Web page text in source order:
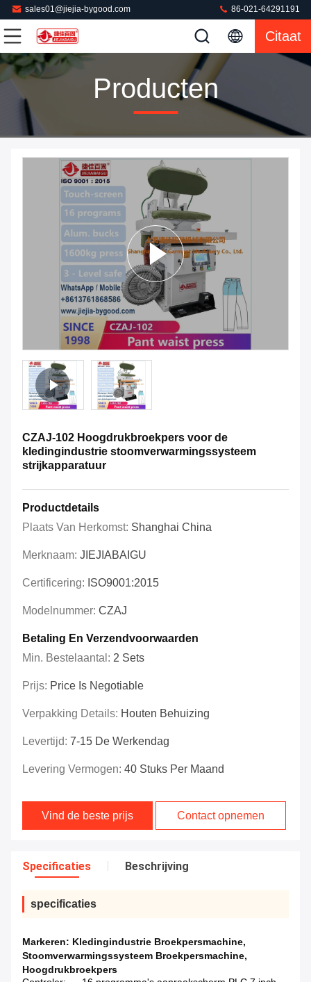
sales01@jiejia-bygood.com 86-021-64291191
Citaat
Producten
CZAJ-102 Hoogdrukbroekpers voor de
kledingindustrie stoomverwarmingssysteem
strijkapparatuur
Productdetails
Plaats Van Herkomst: Shanghai China
Merknaam: JIEJIABAIGU
Certificering: ISO9001:2015
Modelnummer: CZAJ
Betaling En Verzendvoorwaarden
Min. Bestelaantal: 2 Sets
Prijs: Price Is Negotiable
Verpakking Details: Houten Behuizing
Levertijd: 7-15 De Werkendag
Levering Vermogen: 40 Stuks Per Maand
Vind de beste prijs Contact opnemen
Specificaties Beschrijving
specificaties
Markeren: Kledingindustrie Broekpersmachine,
Stoomverwarmingssysteem Broekpersmachine,
Hoogdrukbroekpers